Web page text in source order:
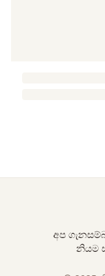
අප ගැන
නියම